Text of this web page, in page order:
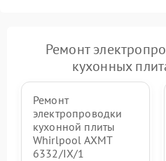
Ремонт
кухонных
Ремонт
электропроводки
кухонной плиты
Whirlpool AXMT
6332/IX/1